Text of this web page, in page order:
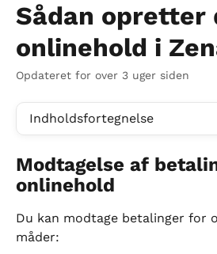
Sådan opretter
onlinehold i
Opdateret for over 3 uger siden
Indholdsfortegnelse
Modtagelse af
onlinehold
Du kan modtage betalinger for
måder: